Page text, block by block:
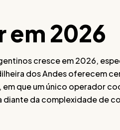
em 2026
cresce em 2026,
dos Andes oferecem
que um único operador
da complexidade de